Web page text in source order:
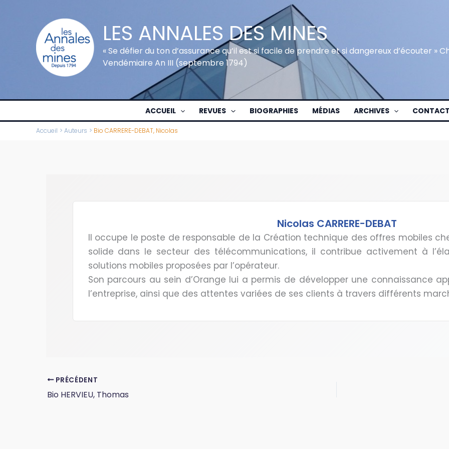
LES ANNALES DES MINES
« Se défier du ton d’assurance qu’il est si facile de prendre et si dangereux d’écouter »
Vendémiaire An III (septembre 1794)
ACCUEIL REVUES BIOGRAPHIES MÉDIAS ARCHIVES CONTACT
Accueil Auteurs Bio CARRERE-DEBAT, Nicolas
Nicolas CARRERE-DEBAT
Il occupe le poste de responsable de la Création technique des offres mobiles
solide dans le secteur des télécommunications, il contribue activement à
solutions mobiles proposées par l’opérateur.
Son parcours au sein d’Orange lui a permis de développer une connaissance
l’entreprise, ainsi que des attentes variées de ses clients à travers différents
PRÉCÉDENT
Bio HERVIEU, Thomas